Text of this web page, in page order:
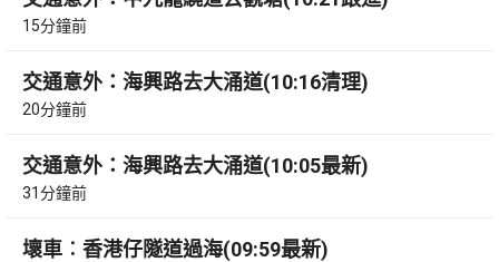
15分鐘前
交通意外：海興路去大涌道(10:16清理)
20分鐘前
交通意外：海興路去大涌道(10:05最新)
31分鐘前
壞車︰香港仔隧道過海(09:59最新)